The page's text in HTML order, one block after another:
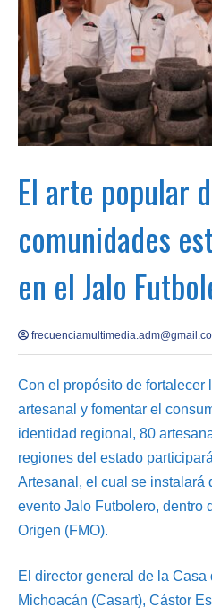
El arte popular
comunidades
en el Jalo
Con el propósito de fortalecer
artesanal y fomentar el
identidad regional, 80
regiones del estado
Artesanal, el cual se instalará
evento Jalo Futbolero, dentro
Origen (FMO).
El director general de la
Michoacán (Casart), Cástor